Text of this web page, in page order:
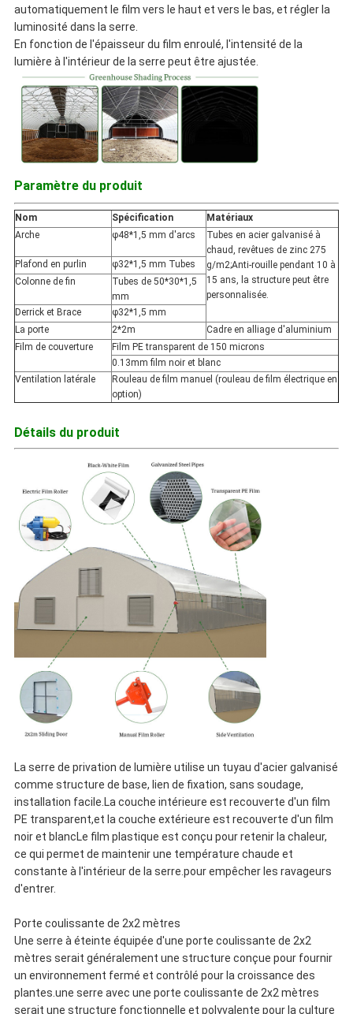
automatiquement le film vers le haut et vers le bas, et régler la
luminosité dans la serre.
En fonction de l'épaisseur du film enroulé, l'intensité de la
lumière à l'intérieur de la serre peut être ajustée.
Paramètre du produit
Nom Spécification
Matériaux
Arche
φ48*1,5 mm d'arcs
Tubes en acier galvanisé à
chaud, revêtues de zinc 275
g/m2;Anti-rouille pendant 10 à
15 ans, la structure peut être
personnalisée.
Plafond en purlin
φ32*1,5 mm Tubes
Colonne de fin
Tubes de 50*30*1,5
mm
Derrick et Brace
φ32*1,5 mm
La porte
2*2m
Cadre en alliage d'aluminium
Film de couverture
Film PE transparent de 150 microns
0.13mm film noir et blanc
Ventilation latérale
Rouleau de film manuel (rouleau de film électrique en
option)
Détails du produit
La serre de privation de lumière utilise un tuyau d'acier galvanisé
comme structure de base, lien de fixation, sans soudage,
installation facile.La couche intérieure est recouverte d'un film
PE transparent,et la couche extérieure est recouverte d'un film
noir et blancLe film plastique est conçu pour retenir la chaleur,
ce qui permet de maintenir une température chaude et
constante à l'intérieur de la serre.pour empêcher les ravageurs
d'entrer.
Porte coulissante de 2x2 mètres
Une serre à éteinte équipée d'une porte coulissante de 2x2
mètres serait généralement une structure conçue pour fournir
un environnement fermé et contrôlé pour la croissance des
plantes.une serre avec une porte coulissante de 2x2 mètres
serait une structure fonctionnelle et polyvalente pour la culture